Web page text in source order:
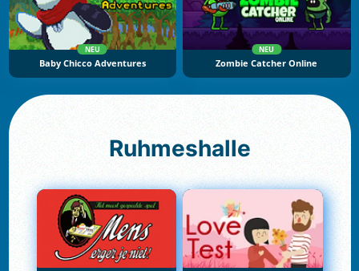
NEU
Baby Chicco Adventures
NEU
Zombie Catcher Online
Ruhmeshalle